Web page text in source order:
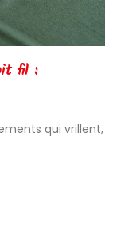
fil :
qui vrillent,